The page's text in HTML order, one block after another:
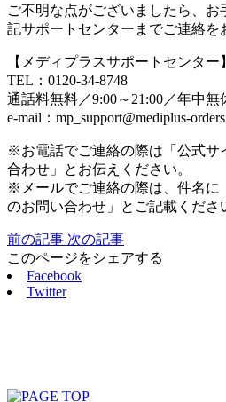
ご不明な点がございましたら、
記サポートセンターまでご連絡を
【メディプラスサポートセンター】
TEL：0120-34-8748
通話料無料／9:00～21:00／年中無
e-mail：mp_support@mediplus-
※お電話でご連絡の際は「公式サ
合わせ」とお伝えください。
※メールでご連絡の際は、件名に
のお問い合わせ」とご記載くださ
前の記事 次の記事
このページをシェアする
Facebook
Twitter